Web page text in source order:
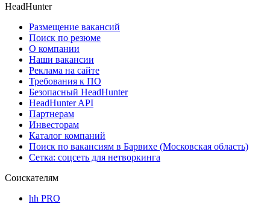
HeadHunter
Размещение вакансий
Поиск по резюме
О компании
Наши вакансии
Реклама на сайте
Требования к ПО
Безопасный HeadHunter
HeadHunter API
Партнерам
Инвесторам
Каталог компаний
Поиск по вакансиям в Барвихе (Московская область)
Сетка: соцсеть для нетворкинга
Соискателям
hh PRO